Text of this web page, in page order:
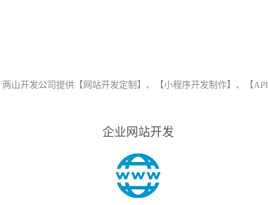
两山开发公司提供【网站开发定制】、【小程序开发制作】、【
企业网站开发